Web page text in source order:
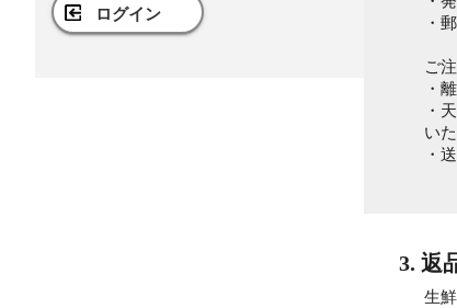
ログイン
・
ご
・
・
い
・
3. 返
生